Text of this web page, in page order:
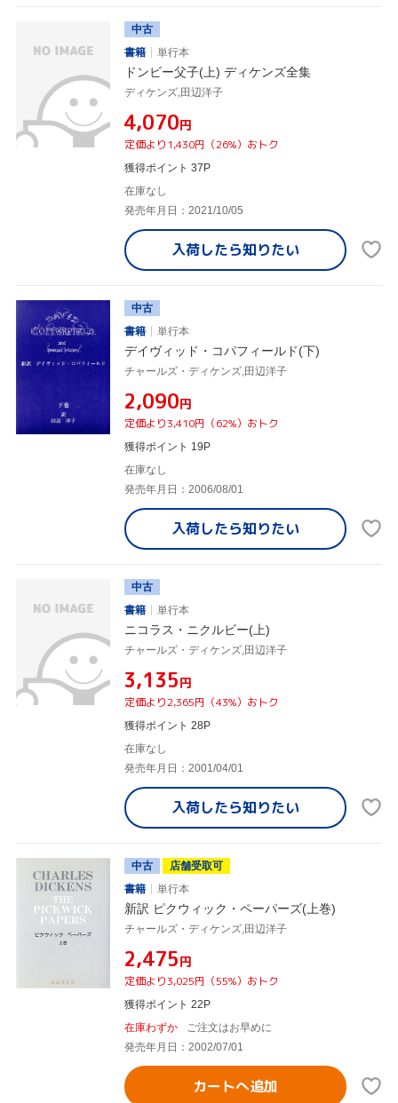
中古
書籍
単行本
ドンビー父子(上) ディケンズ全集
ディケンズ,田辺洋子
¥4,070円
定価より1,430円（26%）おトク
獲得ポイント 37P
在庫なし
発売年月日：2021/10/05
入荷したら知りたい
中古
書籍
単行本
デイヴィッド・コパフィールド(下)
チャールズ・ディケンズ,田辺洋子
¥2,090円
定価より3,410円（62%）おトク
獲得ポイント 19P
在庫なし
発売年月日：2006/08/01
入荷したら知りたい
中古
書籍
単行本
ニコラス・ニクルビー(上)
チャールズ・ディケンズ,田辺洋子
¥3,135円
定価より2,365円（43%）おトク
獲得ポイント 28P
在庫なし
発売年月日：2001/04/01
入荷したら知りたい
中古
店舗受取可
書籍
単行本
新訳 ピクウィック・ペーパーズ(上巻)
チャールズ・ディケンズ,田辺洋子
¥2,475円
定価より3,025円（55%）おトク
獲得ポイント 22P
在庫わずか
ご注文はお早めに
発売年月日：2002/07/01
カートへ追加